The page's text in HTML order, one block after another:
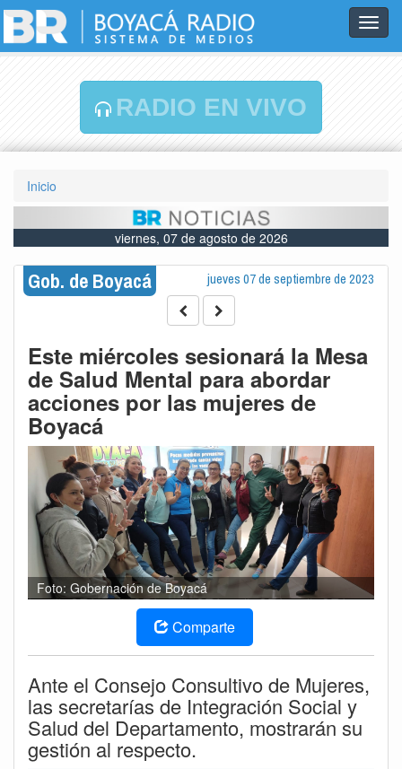
RADIO EN VIVO
Inicio
viernes, 07 de agosto de 2026
Gob. de Boyacá jueves 07 de septiembre de 2023
Este miércoles sesionará la Mesa
de Salud Mental para abordar
acciones por las mujeres de
Boyacá
Foto: Gobernación de Boyacá
Comparte
Ante el Consejo Consultivo de Mujeres,
las secretarías de Integración Social y
Salud del Departamento, mostrarán su
gestión al respecto.